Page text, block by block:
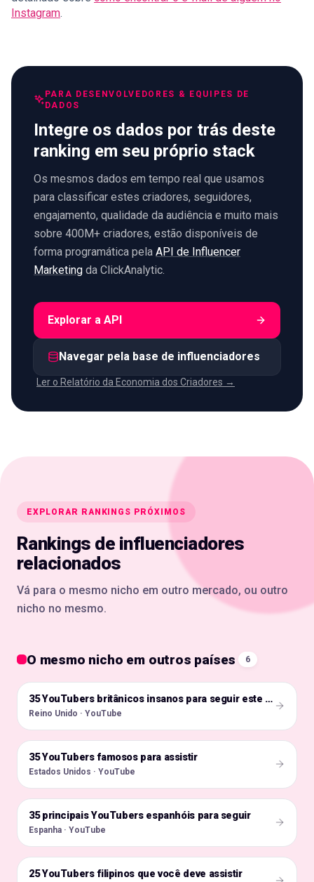
Instagram.
PARA DESENVOLVEDORES & EQUIPES DE
DADOS
Integre os dados por trás deste
ranking em seu próprio stack
Os mesmos dados em tempo real que usamos
para classificar estes criadores, seguidores,
engajamento, qualidade da audiência e muito mais
sobre 400M+ criadores, estão disponíveis de
forma programática pela API de Influencer
Marketing da ClickAnalytic.
Explorar a API
Navegar pela base de influenciadores
Ler o Relatório da Economia dos Criadores →
EXPLORAR RANKINGS PRÓXIMOS
Rankings de influenciadores
relacionados
Vá para o mesmo nicho em outro mercado, ou outro
nicho no mesmo.
O mesmo nicho em outros países 6
🇬🇧 35 YouTubers britânicos insanos para seguir este ano
Reino Unido · YouTube
🇺🇸
35 YouTubers famosos para assistir
Estados Unidos · YouTube
🇪🇸
35 principais YouTubers espanhóis para seguir
Espanha · YouTube
🇵🇭
25 YouTubers filipinos que você deve assistir